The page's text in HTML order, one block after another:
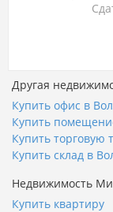
Другая
Купить офис в
Купить
Купить торговую
Купить склад в
Недвижимость
Купить квартиру